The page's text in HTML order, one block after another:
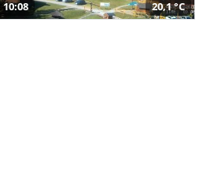
10:08 20,1 °C